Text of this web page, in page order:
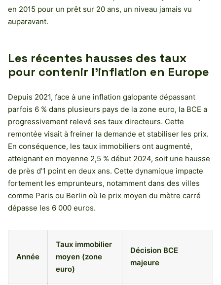
en 2015 pour un prêt sur 20 ans, un niveau jamais vu
auparavant.
Les récentes hausses des taux
pour contenir l’inflation en Europe
Depuis 2021, face à une inflation galopante dépassant
parfois 6 % dans plusieurs pays de la zone euro, la BCE a
progressivement relevé ses taux directeurs. Cette
remontée visait à freiner la demande et stabiliser les prix.
En conséquence, les taux immobiliers ont augmenté,
atteignant en moyenne 2,5 % début 2024, soit une hausse
de près d’1 point en deux ans. Cette dynamique impacte
fortement les emprunteurs, notamment dans des villes
comme Paris ou Berlin où le prix moyen du mètre carré
dépasse les 6 000 euros.
Année
Taux immobilier
moyen (zone
euro)
Décision BCE
majeure